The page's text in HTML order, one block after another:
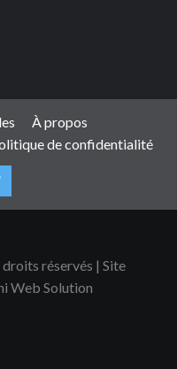
À propos
de confidentialité
réservés | Site
Web Solution